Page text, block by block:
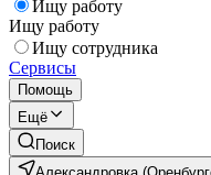
Ищу работу
Ищу работу
Ищу сотрудника
Сервисы
Помощь
Ещё
Поиск